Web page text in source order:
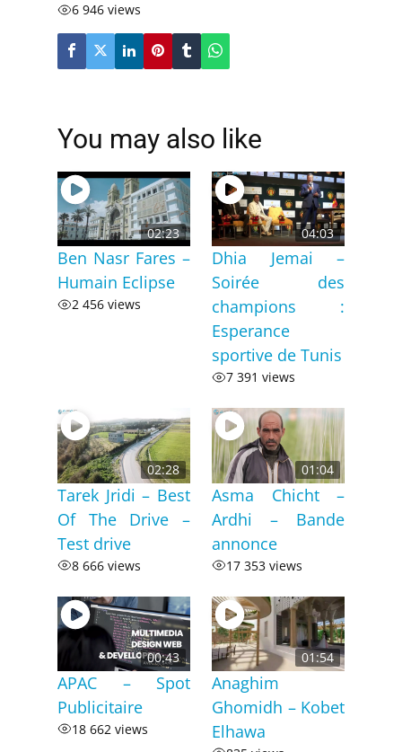
6 946 views
You may also like
02:23
Ben Nasr Fares –
Humain Eclipse
2 456 views
04:03
Dhia Jemai –
Soirée des
champions :
Esperance
sportive de Tunis
7 391 views
02:28
Tarek Jridi – Best
Of The Drive –
Test drive
8 666 views
01:04
Asma Chicht –
Ardhi – Bande
annonce
17 353 views
00:43
APAC – Spot
Publicitaire
18 662 views
01:54
Anaghim
Ghomidh – Kobet
Elhawa